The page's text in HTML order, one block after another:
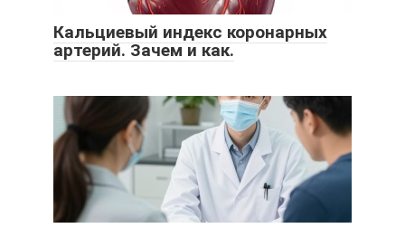
Кальциевый индекс коронарных
артерий. Зачем и как.